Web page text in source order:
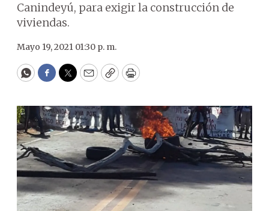
Canindeyú, para exigir la construcción de
viviendas.
Mayo 19, 2021 01:30 p. m.
WhatsApp
Facebook
Twitter
EmailCopyPrint